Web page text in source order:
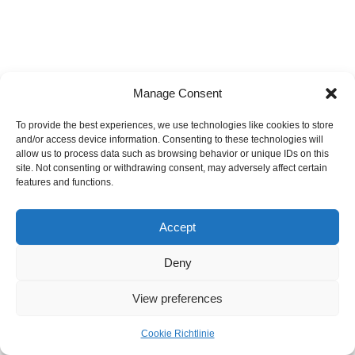
Manage Consent
To provide the best experiences, we use technologies like cookies to store
and/or access device information. Consenting to these technologies will
allow us to process data such as browsing behavior or unique IDs on this
site. Not consenting or withdrawing consent, may adversely affect certain
features and functions.
Accept
Deny
View preferences
Cookie Richtlinie